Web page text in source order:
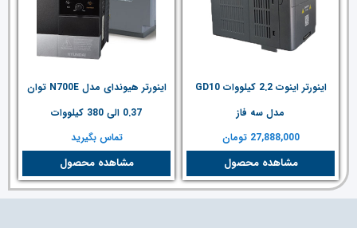
اینورتر اینوت 2.2 کیلووات GD10
مدل سه فاز
27,888,000 تومان
مشاهده محصول
اینورتر هیوندای مدل N700E توان
0.37 الی 380 کیلووات
تماس بگیرید
مشاهده محصول